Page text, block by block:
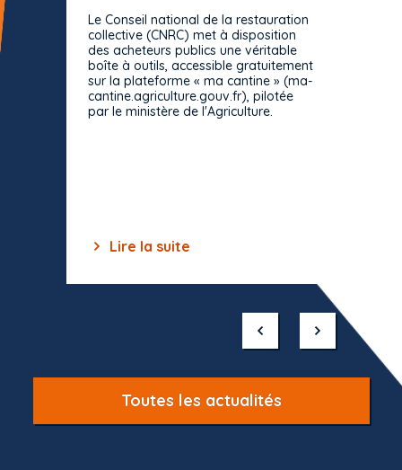
Le Conseil national de la restauration
collective (CNRC) met à disposition
des acheteurs publics une véritable
boîte à outils, accessible gratuitement
sur la plateforme « ma cantine » (ma-
cantine.agriculture.gouv.fr), pilotée
par le ministère de l'Agriculture.
Lire la suite
Toutes les actualités